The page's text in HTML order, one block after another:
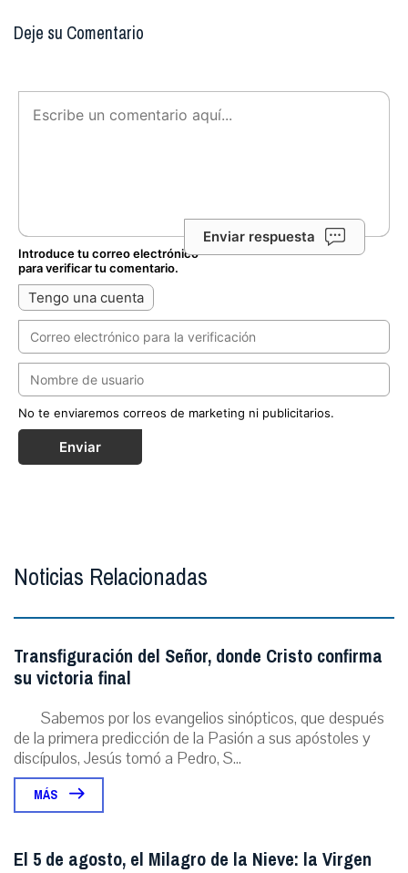
Deje su Comentario
Enviar respuesta
Introduce tu correo electrónico
para verificar tu comentario.
Tengo una cuenta
No te enviaremos correos de marketing ni publicitarios.
Enviar
Noticias Relacionadas
Transfiguración del Señor, donde Cristo confirma
su victoria final
Sabemos por los evangelios sinópticos, que después
de la primera predicción de la Pasión a sus apóstoles y
discípulos, Jesús tomó a Pedro, S...
MÁS
El 5 de agosto, el Milagro de la Nieve: la Virgen